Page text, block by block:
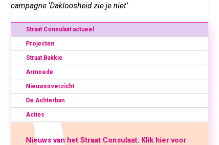
campagne ‘Dakloosheid zie je niet’
Straat Consulaat actueel
Projecten
Straat Bakkie
Armoede
Nieuwsoverzicht
De Achterban
Acties
Nieuws van het Straat Consulaat. Klik hier voor